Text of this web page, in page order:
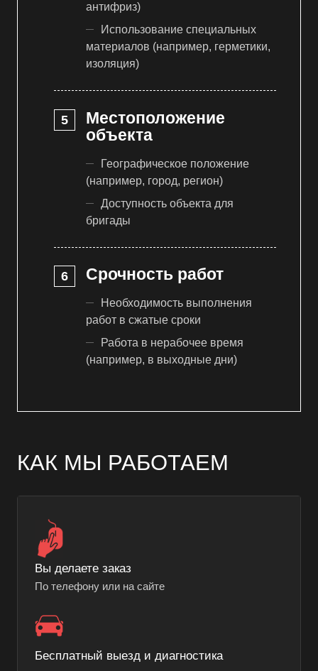
антифриз)
Использование специальных
материалов (например, герметики,
изоляция)
Местоположение
объекта
Географическое положение
(например, город, регион)
Доступность объекта для
бригады
Срочность работ
Необходимость выполнения
работ в сжатые сроки
Работа в нерабочее время
(например, в выходные дни)
КАК МЫ РАБОТАЕМ
Вы делаете заказ
По телефону или на сайте
Бесплатный выезд и диагностика